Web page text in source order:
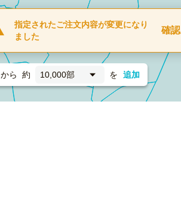
指定されたご注文内容が変更になり
ました
確認
から 約 10,000部 を 追加